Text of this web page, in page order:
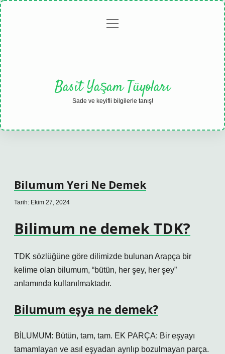
Gizlilikmenüyü
Basit Yaşam Tüyoları
Sade ve keyifli bilgilerle tanış!
Bilumum Yeri Ne Demek
Tarih: Ekim 27, 2024
Bilimum ne demek TDK?
TDK sözlüğüne göre dilimizde bulunan Arapça bir
kelime olan bilumum, “bütün, her şey, her şey”
anlamında kullanılmaktadır.
Bilumum eşya ne demek?
BİLUMUM: Bütün, tam, tam. EK PARÇA: Bir eşyayı
tamamlayan ve asıl eşyadan ayrılıp bozulmayan parça.